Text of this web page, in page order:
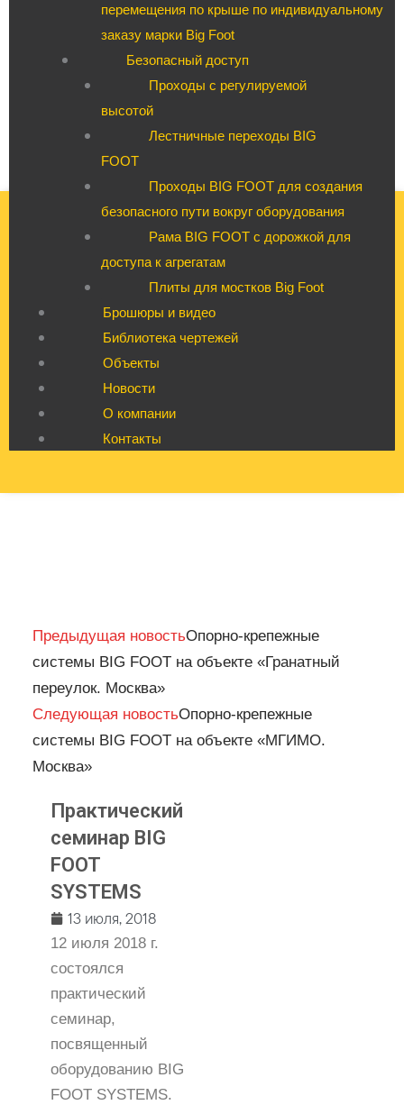
перемещения по крыше по индивидуальному
заказу марки Big Foot
Безопасный доступ
Проходы с регулируемой
высотой
Лестничные переходы BIG
FOOT
Проходы BIG FOOT для создания
безопасного пути вокруг оборудования
Рама BIG FOOT с дорожкой для
доступа к агрегатам
Плиты для мостков Big Foot
Брошюры и видео
Библиотека чертежей
Объекты
Новости
О компании
Контакты
Prev
Предыдущая новостьОпорно-крепежные
системы BIG FOOT на объекте «Гранатный
переулок. Москва»
Следующая новостьОпорно-крепежные
системы BIG FOOT на объекте «МГИМО.
Москва»
Next
Практический
семинар BIG
FOOT
SYSTEMS
13 июля, 2018
12 июля 2018 г.
состоялся
практический
семинар,
посвященный
оборудованию BIG
FOOT SYSTEMS.